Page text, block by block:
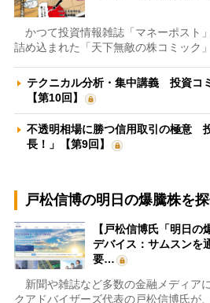
かつて投資情報雑誌「マネーポスト
詰め込まれた「天下無敵の株コミック
テクニカル分析・集中講義 投資コ
【第10回】
不透明相場に勝つ信用取引の極意
長！」【第9回】
戸松信博の明日の爆騰株を探
【戸松信博氏「明日
デバイス：サムスンを
要…
新聞や雑誌など多数の金融メディア
クアドバイザーズ代表の戸松信博氏が